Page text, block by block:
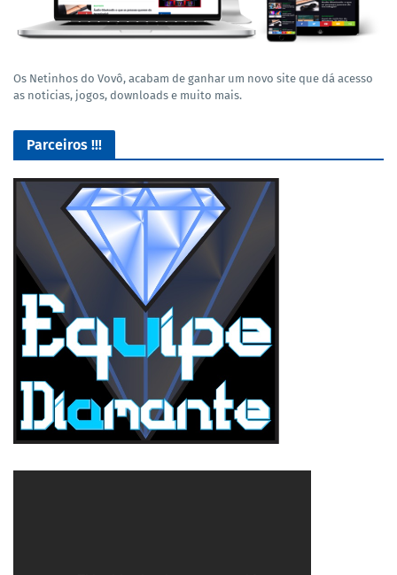
Os Netinhos do Vovô, acabam de ganhar um novo site que dá acesso
as noticias, jogos, downloads e muito mais.
Parceiros !!!
Lives de Gameplay no Facebook Gaming e muito mais